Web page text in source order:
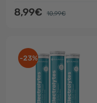
8,99€ 10,99€
-23%